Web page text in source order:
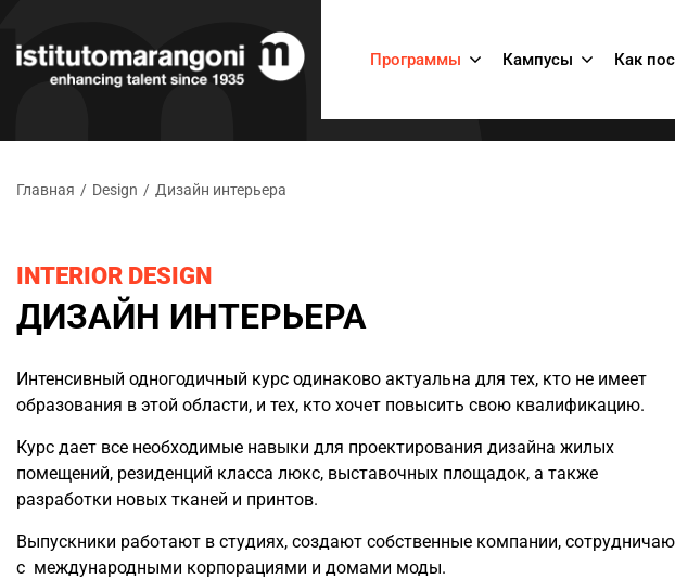
Программы Кампусы Как
Главная / Design / Дизайн интерьера
INTERIOR DESIGN
ДИЗАЙН ИНТЕРЬЕРА
Интенсивный одногодичный курс одинаково актуальна для тех, кто не имеет
образования в этой области, и тех, кто хочет повысить свою квалификацию.
Курс дает все необходимые навыки для проектирования дизайна жилых
помещений, резиденций класса люкс, выставочных площадок, а также
разработки новых тканей и принтов.
Выпускники работают в студиях, создают собственные компании,
с международными корпорациями и домами моды.